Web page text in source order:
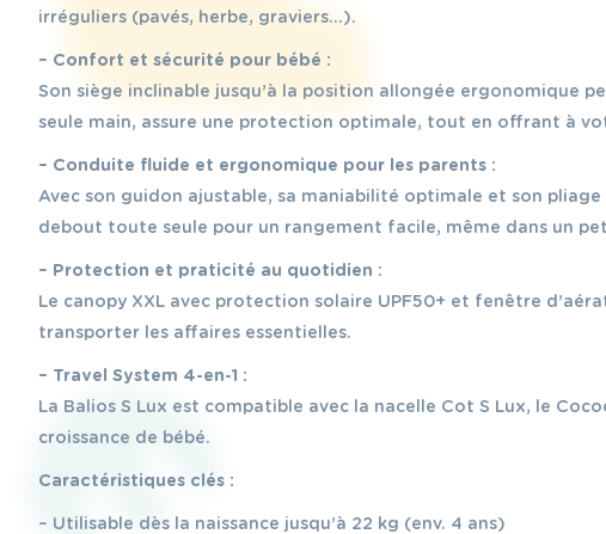
irréguliers (pavés, herbe, graviers…).
– Confort et sécurité pour bébé :
Son siège inclinable jusqu’à la position allongée ergonomique
seule main, assure une protection optimale, tout en offrant à
– Conduite fluide et ergonomique pour les parents :
Avec son guidon ajustable, sa maniabilité optimale et son
debout toute seule pour un rangement facile, même dans un
– Protection et praticité au quotidien :
Le canopy XXL avec protection solaire UPF50+ et fenêtre
transporter les affaires essentielles.
– Travel System 4-en-1 :
La Balios S Lux est compatible avec la nacelle Cot S Lux, le
croissance de bébé.
Caractéristiques clés :
– Utilisable dès la naissance jusqu’à 22 kg (env. 4 ans)